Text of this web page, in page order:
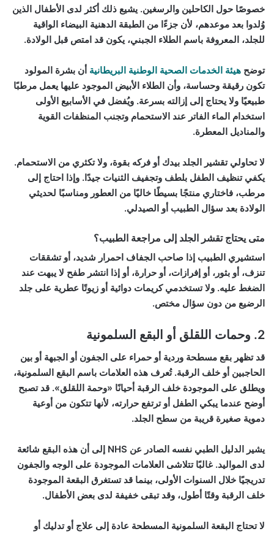
خصوصًا حول الكاحلين والرسغين. يشيع ذلك أكثر لدى الأطفال الذين
وُلدوا بعد موعدهم، لأن جزءًا من الطبقة الدهنية البيضاء الواقية
للجلد، المعروفة باسم الطلاء الجبني، يكون قد امتص قبل الولادة.
توضح هيئة الخدمات الصحية الوطنية البريطانية أن بشرة المولود
تكون رقيقة وحساسة، وأن الطلاء الأبيض الموجود عليها يعمل مرطبًا
طبيعيًا ولا يحتاج إلى إزالته بسرعة. ويُفضل في الأسابيع الأولى
استخدام الماء الفاتر عند الاستحمام وتجنب المنظفات القوية
والمناديل المعطرة.
لا تحاولي تقشير الجلد بيدك أو فركه بقوة، ولا تكثري من الاستحمام.
يكفي تنظيف الطفل بلطف وتجفيف الثنيات جيدًا. وإذا احتاج إلى
مرطب، فاختاري منتجًا بسيطًا خاليًا من العطور ومناسبًا لحديثي
الولادة بعد سؤال الطبيب أو الصيدلي.
متى يحتاج تقشر الجلد إلى مراجعة الطبيب؟
استشيري الطبيب إذا صاحب الجفاف احمرار شديد، أو تشققات
تنزف، أو بثور، أو إفرازات، أو حرارة، أو إذا انتشر طفح لا يبهت عند
الضغط عليه. ولا تستخدمي كريمات دوائية أو زيوتًا عطرية على جلد
الرضيع من دون سؤال مختص.
2. وحمات اللقلق أو البقع السلمونية
قد تظهر بقع مسطحة وردية أو حمراء على الجفون أو الجبهة أو بين
الحاجبين أو خلف الرقبة. تُعرف هذه العلامات باسم البقع السلمونية،
ويطلق على الموجودة خلف الرقبة أحيانًا «وحمة اللقلق». قد تصبح
أوضح عندما يبكي الطفل أو ترتفع حرارته، لأنها تتكون من أوعية
دموية صغيرة قريبة من سطح الجلد.
يشير الدليل الطبي نفسه الصادر عن NHS إلى أن هذه البقع شائعة
لدى المواليد. غالبًا تتلاشى العلامات الموجودة على الوجه والجفون
تدريجيًا خلال السنوات الأولى، بينما قد تستغرق البقعة الموجودة
خلف الرقبة وقتًا أطول، وقد تبقى خفيفة لدى بعض الأطفال.
لا تحتاج البقعة السلمونية المسطحة عادة إلى علاج أو تدليك أو